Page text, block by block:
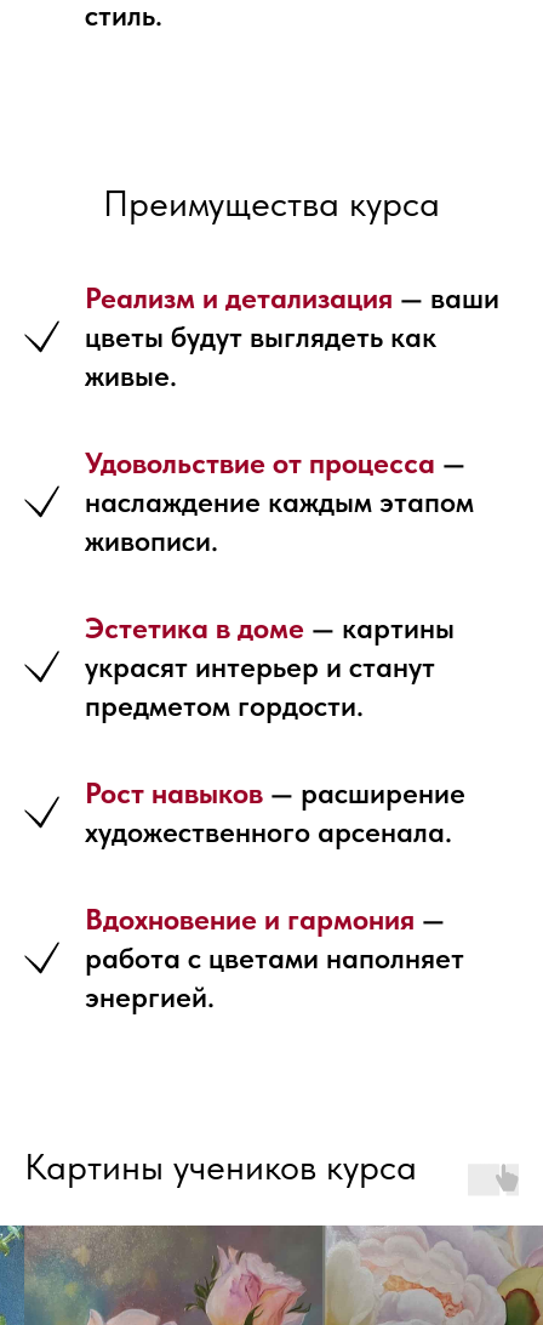
стиль.
Преимущества курса
Реализм и детализация — ваши
цветы будут выглядеть как
живые.
Удовольствие от процесса —
наслаждение каждым этапом
живописи.
Эстетика в доме — картины
украсят интерьер и станут
предметом гордости.
Рост навыков — расширение
художественного арсенала.
Вдохновение и гармония —
работа с цветами наполняет
энергией.
Картины учеников курса